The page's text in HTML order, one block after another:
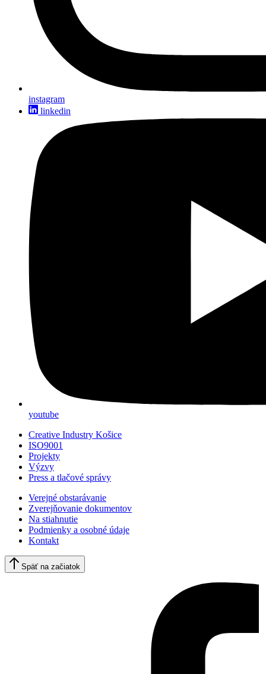
instagram
linkedin
youtube
Creative Industry Košice
ISO9001
Projekty
Výzvy
Press a tlačové správy
Verejné obstarávanie
Zverejňovanie dokumentov
Na stiahnutie
Podmienky a osobné údaje
Kontakt
Späť na začiatok